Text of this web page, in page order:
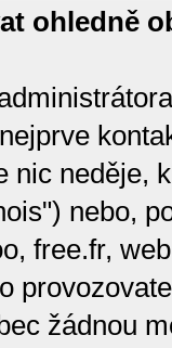
ohledně
nic neděje,
nebo,
free.fr,
žádnou